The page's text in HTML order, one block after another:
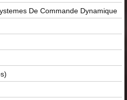
De Commande Dynamique